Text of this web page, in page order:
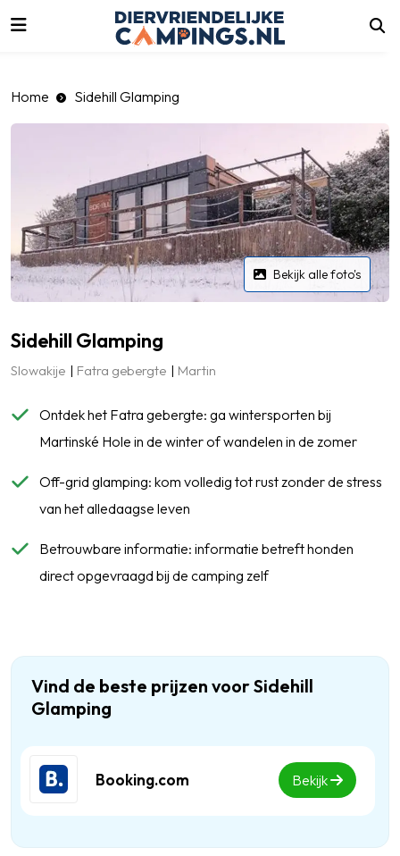
Home Sidehill Glamping
Bekijk alle foto's
Sidehill Glamping
Slowakije Fatra gebergte Martin
Ontdek het Fatra gebergte: ga wintersporten bij
Martinské Hole in de winter of wandelen in de zomer
Off-grid glamping: kom volledig tot rust zonder de stress
van het alledaagse leven
Betrouwbare informatie: informatie betreft honden
direct opgevraagd bij de camping zelf
Vind de beste prijzen voor Sidehill
Glamping
Booking.com Bekijk